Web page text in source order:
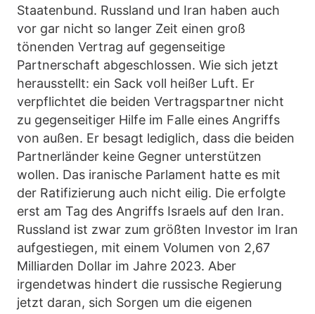
Staatenbund. Russland und Iran haben auch
vor gar nicht so langer Zeit einen groß
tönenden Vertrag auf gegenseitige
Partnerschaft abgeschlossen. Wie sich jetzt
herausstellt: ein Sack voll heißer Luft. Er
verpflichtet die beiden Vertragspartner nicht
zu gegenseitiger Hilfe im Falle eines Angriffs
von außen. Er besagt lediglich, dass die beiden
Partnerländer keine Gegner unterstützen
wollen. Das iranische Parlament hatte es mit
der Ratifizierung auch nicht eilig. Die erfolgte
erst am Tag des Angriffs Israels auf den Iran.
Russland ist zwar zum größten Investor im Iran
aufgestiegen, mit einem Volumen von 2,67
Milliarden Dollar im Jahre 2023. Aber
irgendetwas hindert die russische Regierung
jetzt daran, sich Sorgen um die eigenen